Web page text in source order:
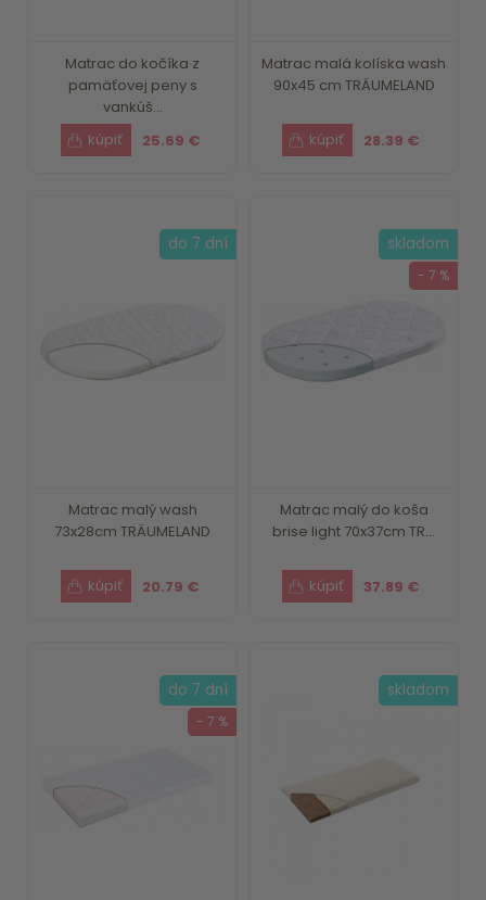
Matrac do kočíka z
pamäťovej peny s
vankúš...
25.69 €
Matrac malá kolíska wash
90x45 cm TRÄUMELAND
28.39 €
Matrac malý wash
73x28cm TRÄUMELAND
20.79 €
do 7 dní
Matrac malý do koša
brise light 70x37cm TR...
37.89 €
skladom
- 7 %
do 7 dní
- 7 %
skladom